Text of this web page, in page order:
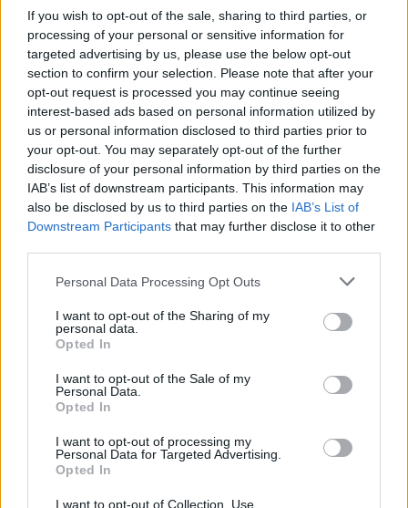
If you wish to opt-out of the sale, sharing to third parties, or
processing of your personal or sensitive information for
targeted advertising by us, please use the below opt-out
section to confirm your selection. Please note that after your
opt-out request is processed you may continue seeing
interest-based ads based on personal information utilized by
us or personal information disclosed to third parties prior to
your opt-out. You may separately opt-out of the further
disclosure of your personal information by third parties on the
IAB’s list of downstream participants. This information may
also be disclosed by us to third parties on the IAB’s List of
Downstream Participants that may further disclose it to other
Personal Data Processing Opt Outs
I want to opt-out of the Sharing of my
personal data.
Opted In
I want to opt-out of the Sale of my
Personal Data.
Opted In
I want to opt-out of processing my
Personal Data for Targeted Advertising.
Opted In
I want to opt-out of Collection, Use,
M. Navickienė patikino, kad Lietuvos
tarnybos lydėjo mamą viso krizinio
laikotarpio metu. Anot jos, institucijos yra
pasiruošusios padėti mamai ir toliau.
„Tarnybos tikrai lydėjo mamą visą tą krizinį
laikotarpį iki vaikelio susigrąžinimo ir taip
teisių apsaugos tarnyba ir kiti specialistai
tvirtino ministrė.
Politikės teigimu, šiuo metu mama ir dukra
nėra saugomos policijos, nes tokiai pagalbai
indikacijų nebuvo gauta. Vis dėlto,
akcentuoja M. Navickienė, jei apsaugos
reikėtų, ji būtų suteikta.